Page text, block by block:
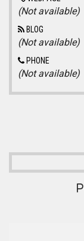
(Not available)
BLOG
(Not available)
PHONE
(Not available)